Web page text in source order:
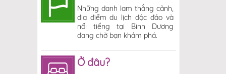
Những danh lam thắng cảnh,
địa điểm du lịch độc đáo và
nổi tiếng tại Bình Dương
đang chờ bạn khám phá.
Ở đâu?